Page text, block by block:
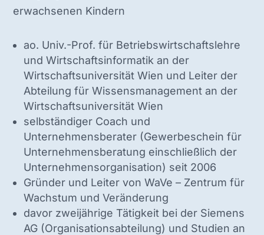
erwachsenen Kindern
ao. Univ.-Prof. für Betriebswirtschaftslehre
und Wirtschaftsinformatik an der
Wirtschaftsuniversität Wien und Leiter der
Abteilung für Wissensmanagement an der
Wirtschaftsuniversität Wien
selbständiger Coach und
Unternehmensberater (Gewerbeschein für
Unternehmensberatung einschließlich der
Unternehmensorganisation) seit 2006
Gründer und Leiter von WaVe – Zentrum für
Wachstum und Veränderung
davor zweijährige Tätigkeit bei der Siemens
AG (Organisationsabteilung) und Studien an